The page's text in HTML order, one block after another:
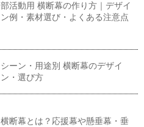
部活動用 横断幕の作り方｜デザイ
ン例・素材選び・よくある注意点
シーン・用途別 横断幕のデザイ
ン・選び方
横断幕とは？応援幕や懸垂幕・垂